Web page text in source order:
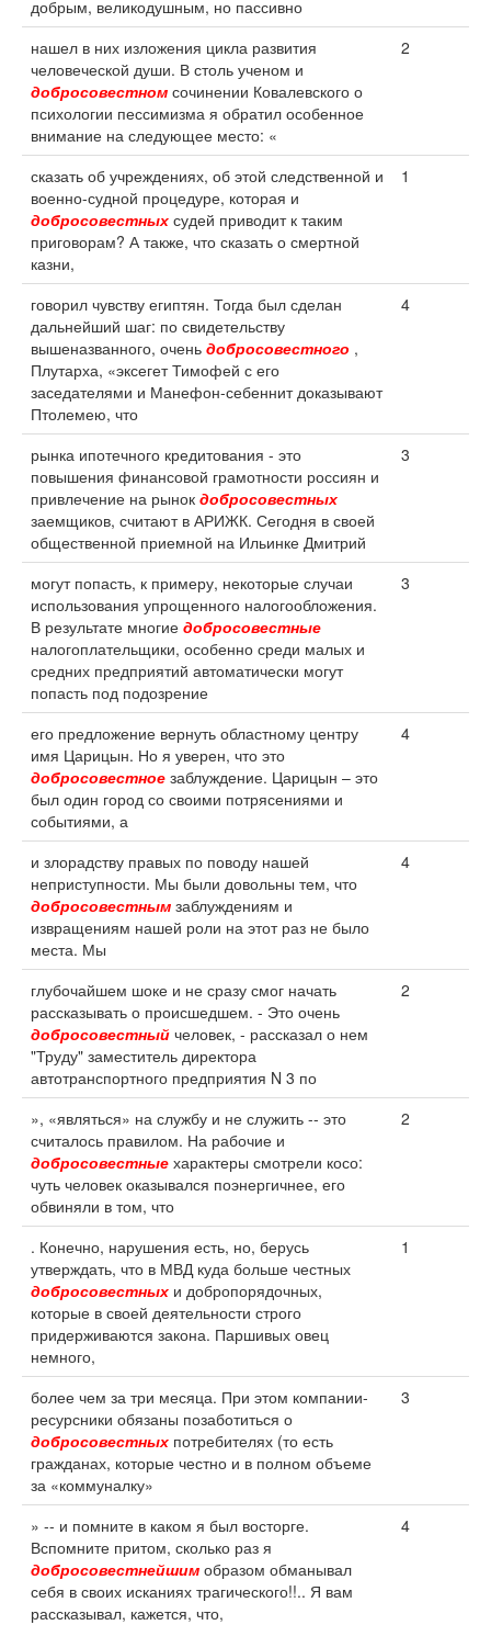
добрым, великодушным, но пассивно
нашел в них изложения цикла развития
человеческой души. В столь ученом и
добросовестном сочинении Ковалевского о
психологии пессимизма я обратил особенное
внимание на следующее место: «
2
сказать об учреждениях, об этой следственной и
военно-судной процедуре, которая и
добросовестных судей приводит к таким
приговорам? А также, что сказать о смертной
казни,
1
говорил чувству египтян. Тогда был сделан
дальнейший шаг: по свидетельству
вышеназванного, очень добросовестного ,
Плутарха, «эксегет Тимофей с его
заседателями и Манефон-себеннит доказывают
Птолемею, что
4
рынка ипотечного кредитования - это
повышения финансовой грамотности россиян и
привлечение на рынок добросовестных
заемщиков, считают в АРИЖК. Сегодня в своей
общественной приемной на Ильинке Дмитрий
3
могут попасть, к примеру, некоторые случаи
использования упрощенного налогообложения.
В результате многие добросовестные
налогоплательщики, особенно среди малых и
средних предприятий автоматически могут
попасть под подозрение
3
его предложение вернуть областному центру
имя Царицын. Но я уверен, что это
добросовестное заблуждение. Царицын – это
был один город со своими потрясениями и
событиями, а
4
и злорадству правых по поводу нашей
неприступности. Мы были довольны тем, что
добросовестным заблуждениям и
извращениям нашей роли на этот раз не было
места. Мы
4
глубочайшем шоке и не сразу смог начать
рассказывать о происшедшем. - Это очень
добросовестный человек, - рассказал о нем
"Труду" заместитель директора
автотранспортного предприятия N 3 по
2
», «являться» на службу и не служить -- это
считалось правилом. На рабочие и
добросовестные характеры смотрели косо:
чуть человек оказывался поэнергичнее, его
обвиняли в том, что
2
. Конечно, нарушения есть, но, берусь
утверждать, что в МВД куда больше честных
добросовестных и добропорядочных,
которые в своей деятельности строго
придерживаются закона. Паршивых овец
немного,
1
более чем за три месяца. При этом компании-
ресурсники обязаны позаботиться о
добросовестных потребителях (то есть
гражданах, которые честно и в полном объеме
за «коммуналку»
3
» -- и помните в каком я был восторге.
Вспомните притом, сколько раз я
добросовестнейшим образом обманывал
себя в своих исканиях трагического!!.. Я вам
рассказывал, кажется, что,
4